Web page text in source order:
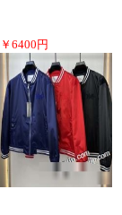
￥ 6400 円